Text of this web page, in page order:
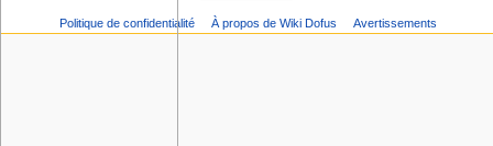
Politique de confidentialité À propos de Wiki Dofus Avertissements